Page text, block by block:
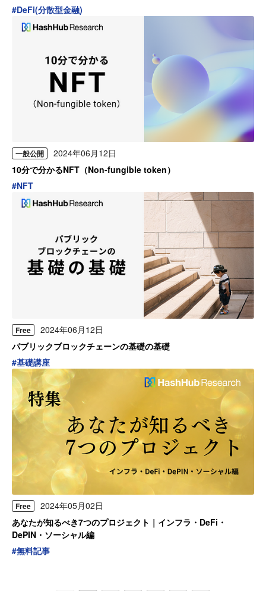
#DeFi(分散型金融)
一般公開
2024年06月12日
10分で分かるNFT（Non-fungible token）
#NFT
Free
2024年06月12日
パブリックブロックチェーンの基礎の基礎
#基礎講座
Free
2024年05月02日
あなたが知るべき7つのプロジェクト｜インフラ・DeFi・
DePIN・ソーシャル編
#無料記事